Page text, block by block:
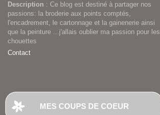
Description : Ce blog est destiné à partager nos
passions: la broderie aux points comptés,
l'encadrement, le cartonnage et la gainenerie ainsi
que la peinture ...j'allais oublier ma passion pour les
chouettes
Contact
MES COUPS DE COEUR